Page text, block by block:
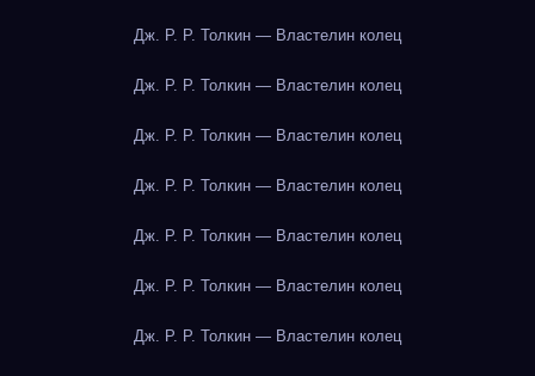
Дж. Р. Р. Толкин — Властелин колец
Дж. Р. Р. Толкин — Властелин колец
Дж. Р. Р. Толкин — Властелин колец
Дж. Р. Р. Толкин — Властелин колец
Дж. Р. Р. Толкин — Властелин колец
Дж. Р. Р. Толкин — Властелин колец
Дж. Р. Р. Толкин — Властелин колец